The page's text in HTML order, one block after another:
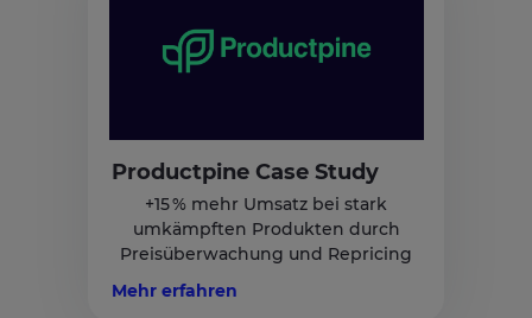
Productpine Case Study
+15 % mehr Umsatz bei stark
umkämpften Produkten durch
Preisüberwachung und Repricing
Mehr erfahren